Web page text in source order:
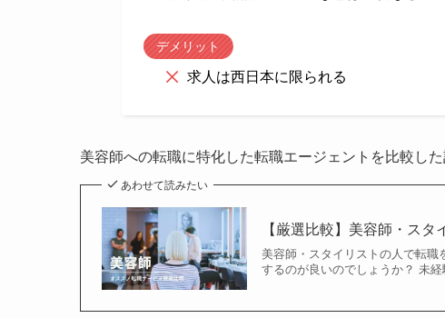
デメリット
求人は西日本に限られる
美容師への転職に特化した転職エージェントを比較し
あわせて読みたい
【厳選比較】美容師・ス
美容師・スタイリストの人で転職
するのが良いのでしょうか？ 未